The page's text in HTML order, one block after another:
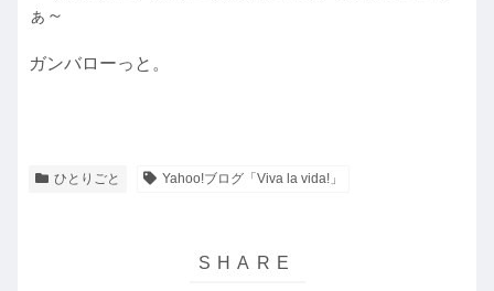
ぁ～
ガンバローっと。
ひとりごと Yahoo!ブログ「Viva la vida!」